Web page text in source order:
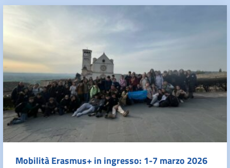
Mobilità Erasmus+ in ingresso: 1-7 marzo 2026